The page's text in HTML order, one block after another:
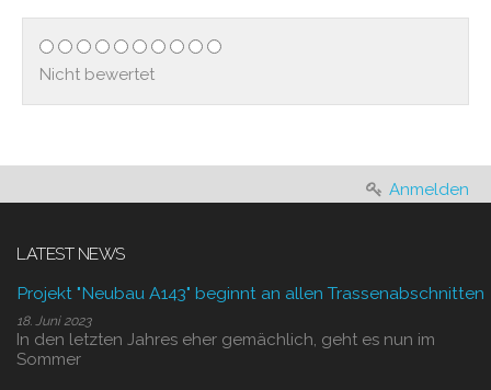
Nicht bewertet
Anmelden
LATEST NEWS
Projekt "Neubau A143" beginnt an allen Trassenabschnitten
18. Juni 2023
In den letzten Jahres eher gemächlich, geht es nun im
Sommer